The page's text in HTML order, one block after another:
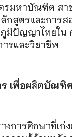
มหาบัณฑิต สา
กสูตรและการส
ปัญญาไทยใน
รและวิชาชีพ
ร เพื่อผลิตบัณฑิ
งการศึกษาที่เก่